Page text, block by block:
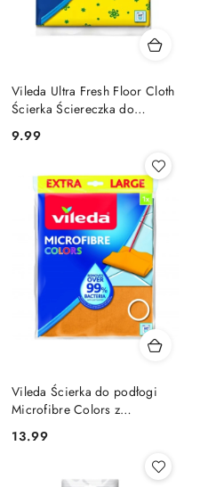
Vileda Ultra Fresh Floor Cloth
Ścierka Ściereczka do
Cena:
9.99
Vileda Ścierka do podłogi
Microfibre Colors z
Mikrofibry
Cena:
13.99